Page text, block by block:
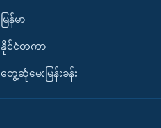
မြန်မာ
နိုင်ငံတကာ
တွေ့ဆုံမေးမြန်းခန်း